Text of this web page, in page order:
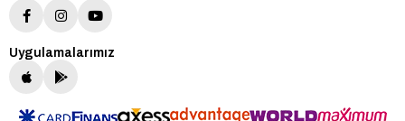
Uygulamalarımız